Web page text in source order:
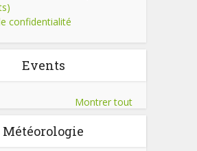
confidentialité
Events
Montrer tout
Météorologie